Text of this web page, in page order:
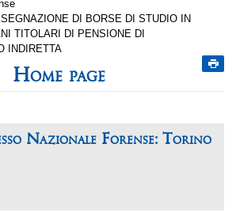
DI BORSE DI STUDIO IN
TITOLARI DI PENSIONE DI
INDIRETTA
Home page
Nazionale Forense: Torino